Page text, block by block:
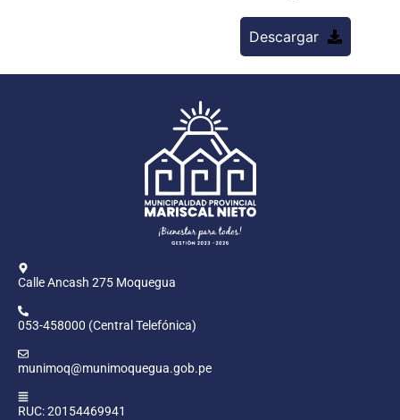
Descargar
Calle Ancash 275 Moquegua
053-458000 (Central Telefónica)
munimoq@munimoquegua.gob.pe
RUC: 20154469941